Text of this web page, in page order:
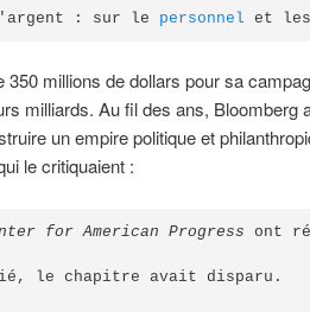
: sur le personnel et
millions de dollars pour sa
milliards. Au fil des ans, Bloomberg
un empire politique et
le critiquaient :
for American Progress ont
le chapitre avait disparu.